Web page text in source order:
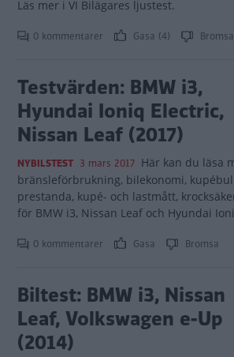
Läs mer i VI Bilägares ljustest.
0 kommentarer Gasa (4)
Testvärden: BMW i3,
Hyundai Ioniq Electric,
Nissan Leaf (2017)
NYBILSTEST 3 mars 2017 Här kan du läsa
bränsleförbrukning, bilekonomi,
prestanda, kupé- och lastmått,
för BMW i3, Nissan Leaf och Hyundai
0 kommentarer Gasa Bromsa
Biltest: BMW i3, Nissan
Leaf, Volkswagen e-Up
(2014)